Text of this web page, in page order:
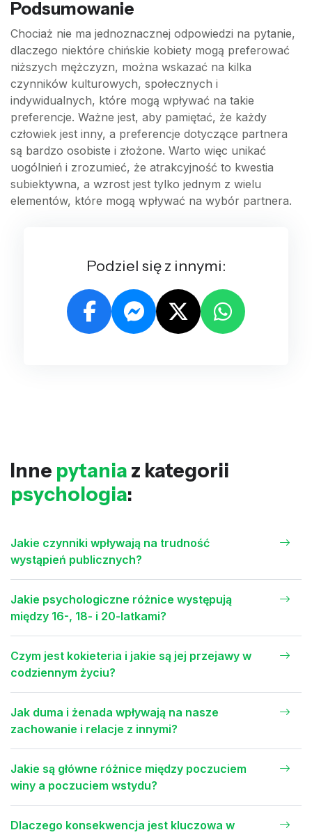
Podsumowanie
Chociaż nie ma jednoznacznej odpowiedzi na pytanie,
dlaczego niektóre chińskie kobiety mogą preferować
niższych mężczyzn, można wskazać na kilka
czynników kulturowych, społecznych i
indywidualnych, które mogą wpływać na takie
preferencje. Ważne jest, aby pamiętać, że każdy
człowiek jest inny, a preferencje dotyczące partnera
są bardzo osobiste i złożone. Warto więc unikać
uogólnień i zrozumieć, że atrakcyjność to kwestia
subiektywna, a wzrost jest tylko jednym z wielu
elementów, które mogą wpływać na wybór partnera.
Podziel się z innymi:
Inne pytania z kategorii
psychologia:
Jakie czynniki wpływają na trudność
wystąpień publicznych?
Jakie psychologiczne różnice występują
między 16-, 18- i 20-latkami?
Czym jest kokieteria i jakie są jej przejawy w
codziennym życiu?
Jak duma i żenada wpływają na nasze
zachowanie i relacje z innymi?
Jakie są główne różnice między poczuciem
winy a poczuciem wstydu?
Dlaczego konsekwencja jest kluczowa w